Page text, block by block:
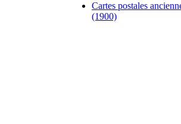
Cartes postales
(1900)